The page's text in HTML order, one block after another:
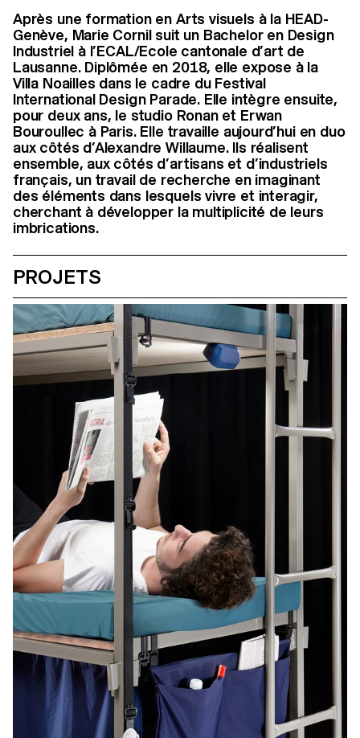
Après une formation en Arts visuels à la HEAD-
Genève, Marie Cornil suit un Bachelor en Design
Industriel à l’ECAL/Ecole cantonale d’art de
Lausanne. Diplômée en 2018, elle expose à la
Villa Noailles dans le cadre du Festival
International Design Parade. Elle intègre ensuite,
pour deux ans, le studio Ronan et Erwan
Bouroullec à Paris. Elle travaille aujourd’hui en duo
aux côtés d’Alexandre Willaume. Ils réalisent
ensemble, aux côtés d’artisans et d’industriels
français, un travail de recherche en imaginant
des éléments dans lesquels vivre et interagir,
cherchant à développer la multiplicité de leurs
imbrications.
PROJETS